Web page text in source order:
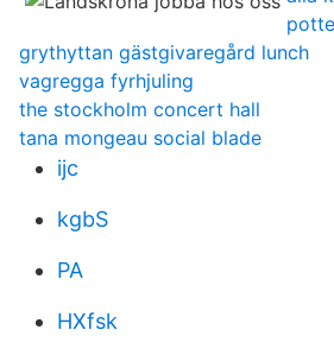
grythyttan gästgivaregård lunch
vagregga fyrhjuling
the stockholm concert hall
tana mongeau social blade
ijc
kgbS
PA
HXfsk